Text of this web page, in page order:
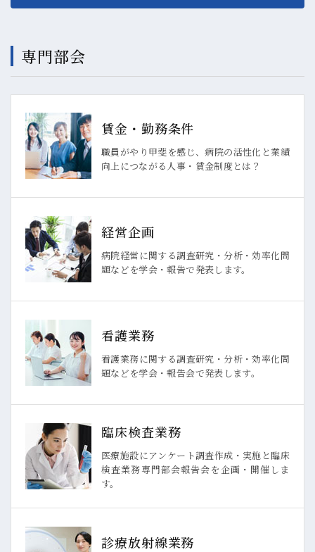
みや、各施設での具体的な取り組みをシェアいたしま
専門部会
賃金・勤務条件
職員がやり甲斐を感じ、病院の活性化と業績
向上につながる人事・賃金制度とは？
経営企画
病院経営に関する調査研究・分析・効率化問
題などを学会・報告で発表します。
看護業務
看護業務に関する調査研究・分析・効率化問
題などを学会・報告会で発表します。
臨床検査業務
医療施設にアンケート調査作成・実施と臨床
検査業務専門部会報告会を企画・開催しま
す。
診療放射線業務